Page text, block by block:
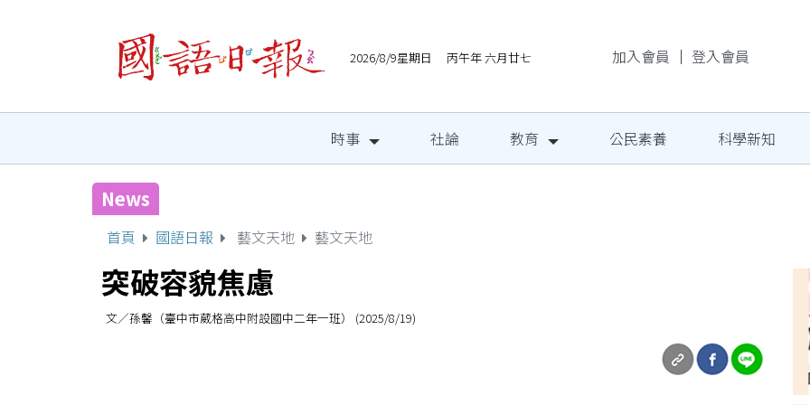
2026/8/9星期日 丙午年 六月廿七 加入會員 ｜ 登入會員
時事 社論 教育 公民素養 科學新知
News
首頁 國語日報 藝文天地 藝文天地
突破容貌焦慮
文／孫馨（臺中市葳格高中附設國中二年一班） (2025/8/19)